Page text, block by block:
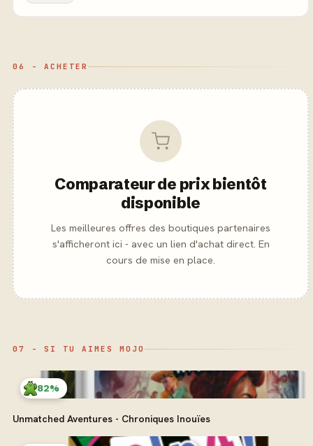
06 - ACHETER
Comparateur de prix bientôt
disponible
Les meilleures offres des boutiques partenaires
s'afficheront ici - avec un lien d'achat direct. En
cours de mise en place.
07 - SI TU AIMES MOJO
82%
Unmatched Aventures - Chroniques Inouïes